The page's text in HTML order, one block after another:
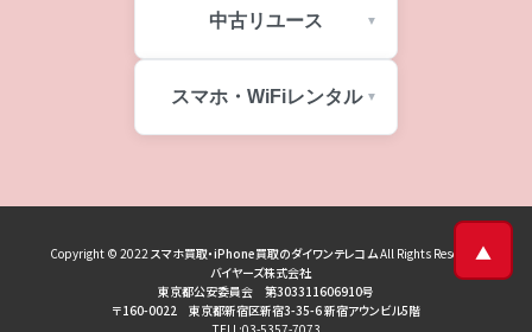
中古リユース
スマホ・WiFiレンタル
Copyright © 2022スマホ買取・iPhone買取のダイワンテレコムAll Rights Reserved
バイヤーズ株式会社
東京都公安委員会 第303311606910号
〒160-0022 東京都新宿区新宿3-35-6 新宿アウンビル5階
▲